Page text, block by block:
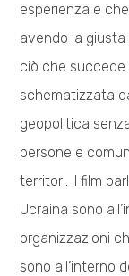
esperienza e
avendo la
ciò che succede
schematizzata
geopolitica
persone e
territori. Il film
Ucraina sono
organizzazioni
sono all’interno